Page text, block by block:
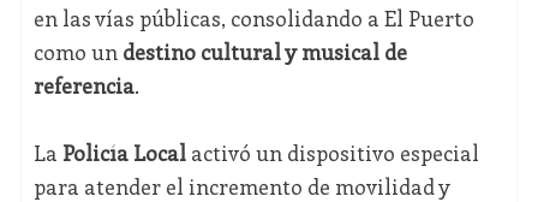
en las vías públicas, consolidando a El Puerto
como un destino cultural y musical de
referencia.
La Policía Localactivó un dispositivo especial
para atender el incremento de movilidad y